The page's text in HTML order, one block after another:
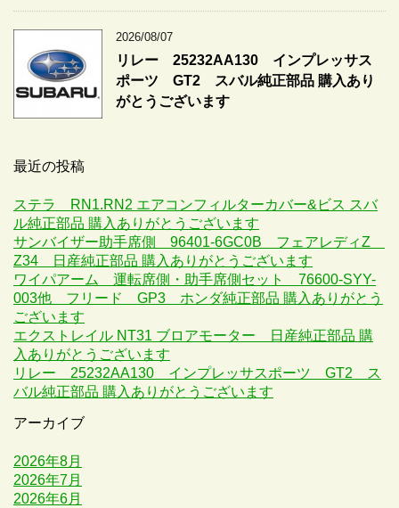
2026/08/07
リレー 25232AA130 インプレッサス
ポーツ GT2 スバル純正部品 購入あり
がとうございます
最近の投稿
ステラ RN1.RN2 エアコンフィルターカバー&ビス スバ
ル純正部品 購入ありがとうございます
サンバイザー助手席側 96401-6GC0B フェアレディZ
Z34 日産純正部品 購入ありがとうございます
ワイパアーム 運転席側・助手席側セット 76600-SYY-
003他 フリード GP3 ホンダ純正部品 購入ありがとう
ございます
エクストレイル NT31 ブロアモーター 日産純正部品 購
入ありがとうございます
リレー 25232AA130 インプレッサスポーツ GT2 ス
バル純正部品 購入ありがとうございます
アーカイブ
2026年8月
2026年7月
2026年6月